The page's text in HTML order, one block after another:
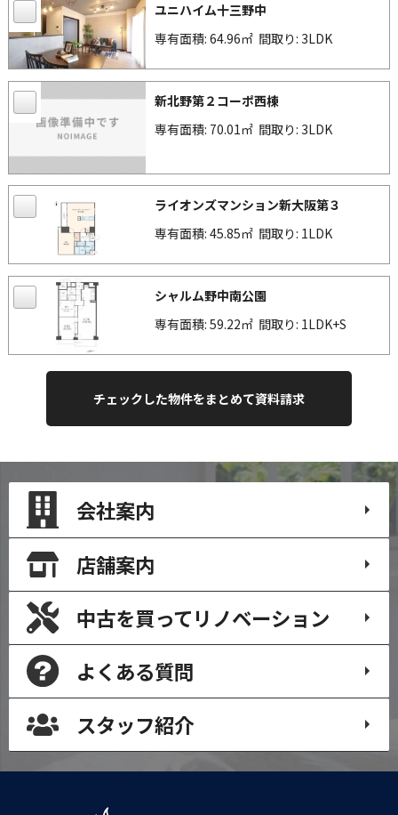
ユニハイム十三野中
専有面積: 64.96㎡ 間取り: 3LDK
新北野第２コーポ西棟
専有面積: 70.01㎡ 間取り: 3LDK
ライオンズマンション新大阪第３
専有面積: 45.85㎡ 間取り: 1LDK
シャルム野中南公園
専有面積: 59.22㎡ 間取り: 1LDK+S
会社案内
店舗案内
中古を買ってリノベーション
よくある質問
スタッフ紹介